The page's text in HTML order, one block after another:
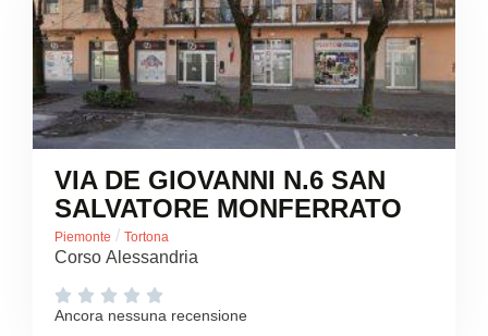
VIA DE GIOVANNI N.6 SAN
SALVATORE MONFERRATO
Piemonte / Tortona
Corso Alessandria
    
Ancora nessuna recensione